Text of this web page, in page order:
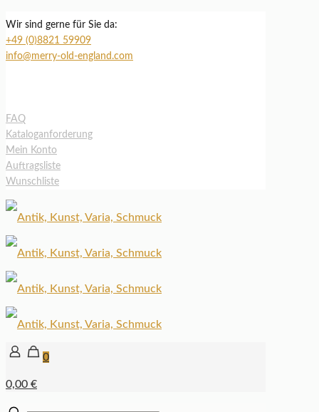
Wir sind gerne für Sie da:
+49 (0)8821 59909
info@merry-old-england.com
FAQ
Kataloganforderung
Mein Konto
Auftragsliste
Wunschliste
0
0,00 €